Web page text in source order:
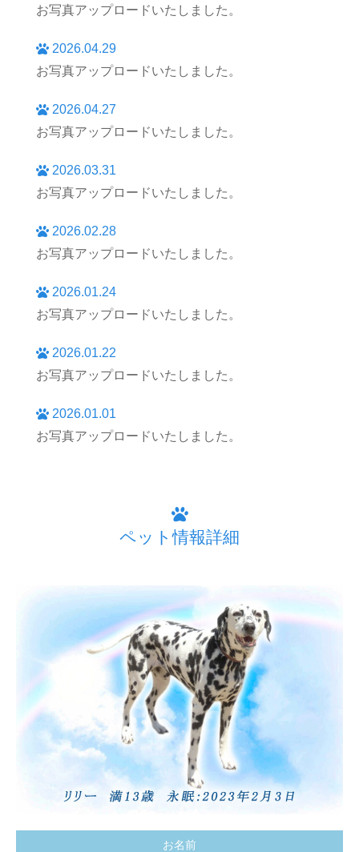
お写真アップロードいたしました。
2026.04.29
お写真アップロードいたしました。
2026.04.27
お写真アップロードいたしました。
2026.03.31
お写真アップロードいたしました。
2026.02.28
お写真アップロードいたしました。
2026.01.24
お写真アップロードいたしました。
2026.01.22
お写真アップロードいたしました。
2026.01.01
お写真アップロードいたしました。
ペット情報詳細
お名前